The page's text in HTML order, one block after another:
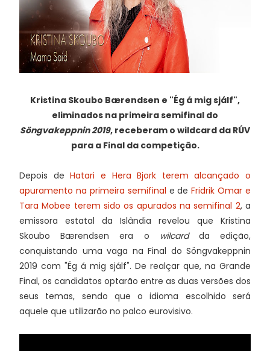
Kristina Skoubo Bærendsen e "Ég á mig sjálf",
eliminados na primeira semifinal do
Söngvakeppnin 2019, receberam o wildcard da RÚV
para a Final da competição.
Depois deHatari e Hera Bjork terem alcançado o
apuramento na primeira semifinal e deFridrik Omar e
Tara Mobee terem sido os apurados na semifinal 2, a
emissora estatal da Islândia revelou que Kristina
Skoubo Bærendsen era o
wilcardda edição,
conquistando uma vaga na Final do Söngvakeppnin
2019 com "Ég á mig sjálf". De realçar que, na Grande
Final, os candidatos optarão entre as duas versões dos
seus temas, sendo que o idioma escolhido será
aquele que utilizarão no palco eurovisivo.